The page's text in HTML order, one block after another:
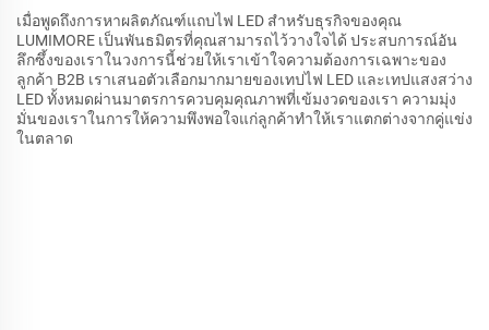
เมื่อพูดถึงการหาผลิตภัณฑ์แถบไฟ LED สำหรับธุรกิจของคุณ
LUMIMORE เป็นพันธมิตรที่คุณสามารถไว้วางใจได้ ประสบการณ์อัน
ลึกซึ้งของเราในวงการนี้ช่วยให้เราเข้าใจความต้องการเฉพาะของ
ลูกค้า B2B เราเสนอตัวเลือกมากมายของเทปไฟ LED และเทปแสงสว่าง
LED ทั้งหมดผ่านมาตรการควบคุมคุณภาพที่เข้มงวดของเรา ความมุ่ง
มั่นของเราในการให้ความพึงพอใจแก่ลูกค้าทำให้เราแตกต่างจากคู่แข่ง
ในตลาด